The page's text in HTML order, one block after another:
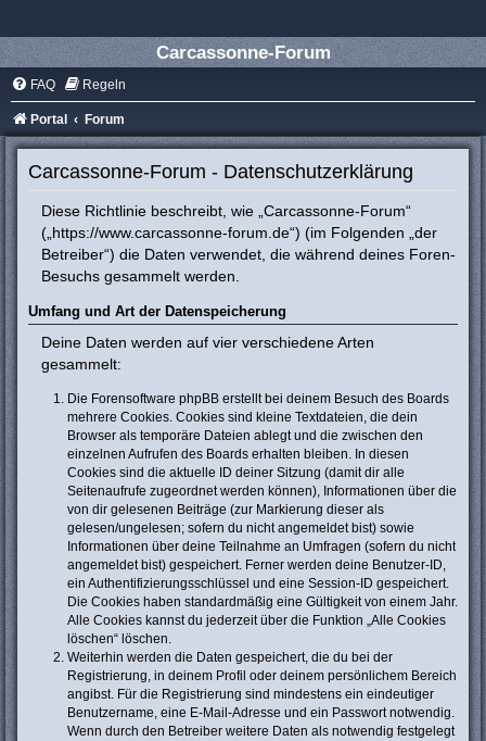
Carcassonne-Forum
FAQ Regeln
Portal Forum
Carcassonne-Forum - Datenschutzerklärung
Diese Richtlinie beschreibt, wie „Carcassonne-Forum“
(„https://www.carcassonne-forum.de“) (im Folgenden „der
Betreiber“) die Daten verwendet, die während deines Foren-
Besuchs gesammelt werden.
Umfang und Art der Datenspeicherung
Deine Daten werden auf vier verschiedene Arten
gesammelt:
Die Forensoftware phpBB erstellt bei deinem Besuch des Boards
mehrere Cookies. Cookies sind kleine Textdateien, die dein
Browser als temporäre Dateien ablegt und die zwischen den
einzelnen Aufrufen des Boards erhalten bleiben. In diesen
Cookies sind die aktuelle ID deiner Sitzung (damit dir alle
Seitenaufrufe zugeordnet werden können), Informationen über die
von dir gelesenen Beiträge (zur Markierung dieser als
gelesen/ungelesen; sofern du nicht angemeldet bist) sowie
Informationen über deine Teilnahme an Umfragen (sofern du nicht
angemeldet bist) gespeichert. Ferner werden deine Benutzer-ID,
ein Authentifizierungsschlüssel und eine Session-ID gespeichert.
Die Cookies haben standardmäßig eine Gültigkeit von einem Jahr.
Alle Cookies kannst du jederzeit über die Funktion „Alle Cookies
löschen“ löschen.
Weiterhin werden die Daten gespeichert, die du bei der
Registrierung, in deinem Profil oder deinem persönlichem Bereich
angibst. Für die Registrierung sind mindestens ein eindeutiger
Benutzername, eine E-Mail-Adresse und ein Passwort notwendig.
Wenn durch den Betreiber weitere Daten als notwendig festgelegt